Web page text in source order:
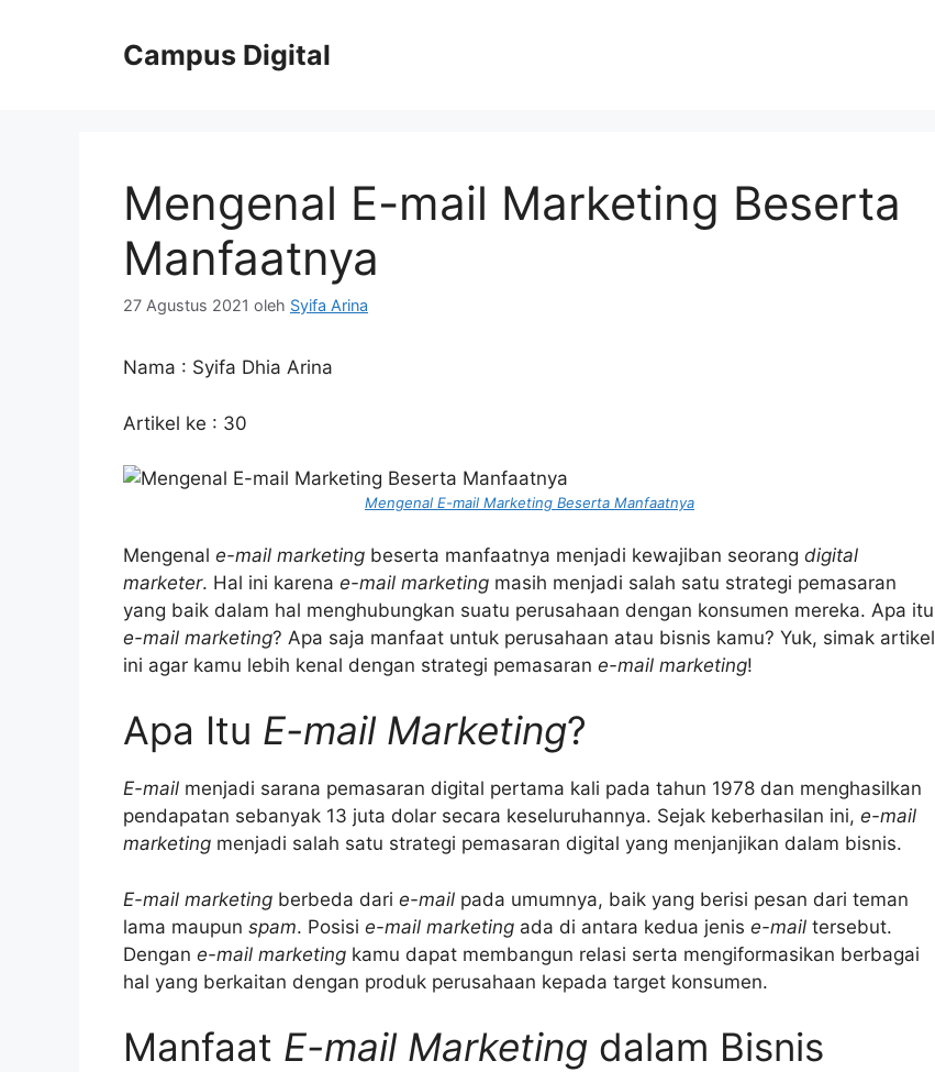
Campus Digital
Mengenal E-mail Marketing Beserta
Manfaatnya
27 Agustus 2021 oleh Syifa Arina
Nama : Syifa Dhia Arina
Artikel ke : 30
Mengenal E-mail Marketing Beserta Manfaatnya
Mengenal e-mail marketing beserta manfaatnya menjadi kewajiban seorang digital
marketer. Hal ini karena e-mail marketing masih menjadi salah satu strategi pemasaran
yang baik dalam hal menghubungkan suatu perusahaan dengan konsumen mereka. Apa itu
e-mail marketing? Apa saja manfaat untuk perusahaan atau bisnis kamu? Yuk, simak artikel
ini agar kamu lebih kenal dengan strategi pemasaran e-mail marketing!
Apa Itu E-mail Marketing?
E-mail menjadi sarana pemasaran digital pertama kali pada tahun 1978 dan menghasilkan
pendapatan sebanyak 13 juta dolar secara keseluruhannya. Sejak keberhasilan ini, e-mail
marketing menjadi salah satu strategi pemasaran digital yang menjanjikan dalam bisnis.
E-mail marketing berbeda dari e-mail pada umumnya, baik yang berisi pesan dari teman
lama maupun spam. Posisi e-mail marketing ada di antara kedua jenis e-mail tersebut.
Dengan e-mail marketing kamu dapat membangun relasi serta mengiformasikan berbagai
hal yang berkaitan dengan produk perusahaan kepada target konsumen.
Manfaat E-mail Marketing dalam Bisnis